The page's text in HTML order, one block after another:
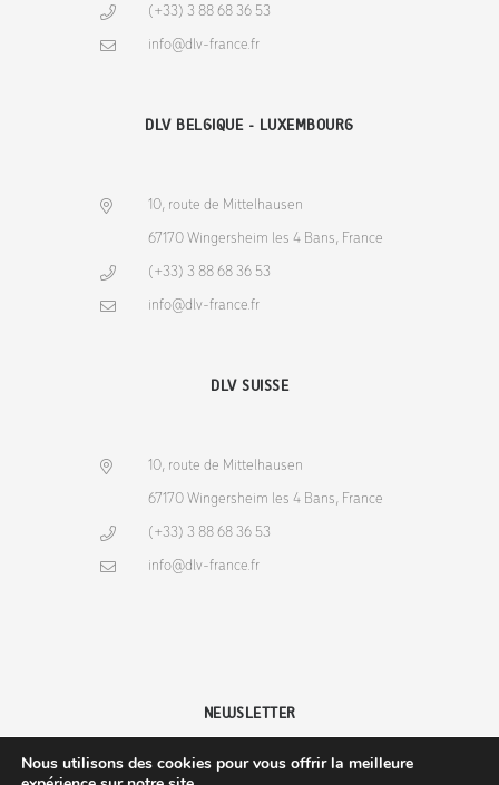
(+33) 3 88 68 36 53
info@dlv-france.fr
DLV BELGIQUE - LUXEMBOURG
10, route de Mittelhausen
67170 Wingersheim les 4 Bans, France
(+33) 3 88 68 36 53
info@dlv-france.fr
DLV SUISSE
10, route de Mittelhausen
67170 Wingersheim les 4 Bans, France
(+33) 3 88 68 36 53
info@dlv-france.fr
NEWSLETTER
Nous utilisons des cookies pour vous offrir la meilleure